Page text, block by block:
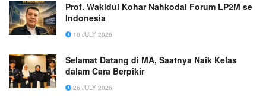
Prof. Wakidul Kohar Nahkodai Forum LP2M se
Indonesia
10 JULY 2026
Selamat Datang di MA, Saatnya Naik Kelas
dalam Cara Berpikir
26 JULY 2026